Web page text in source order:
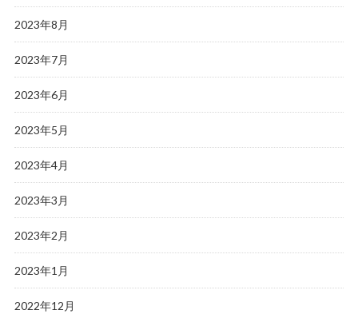
2023年8月
2023年7月
2023年6月
2023年5月
2023年4月
2023年3月
2023年2月
2023年1月
2022年12月